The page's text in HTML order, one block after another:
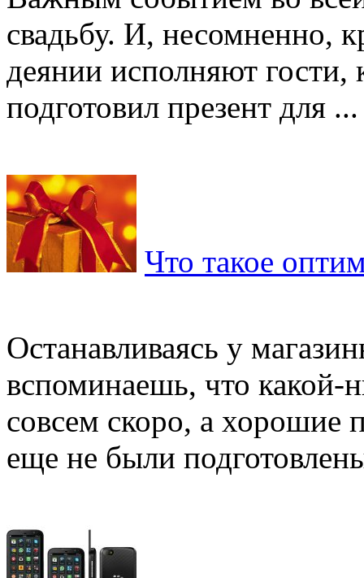
свадьбу. И, несомненно,
деянии исполняют
подготовил презент для ...
Что такое
Останавливаясь у
вспоминаешь, что какой-
совсем скоро, а хорошие
еще не были